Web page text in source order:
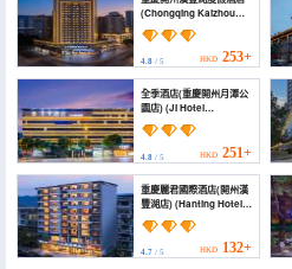
(Chongqing Kaizhou
Hanfeng Lake Hotel)
4.8 / 5 HKD 253+
全季酒店(重慶開州月潭公
園店) (JI Hotel
(Chongqing Kaizhou
Yuetan Park))
4.8 / 5 HKD 251+
重慶麗君國際酒店(開州漢
豐湖店) (Hanting Hotel
(Kaizhou Hanfeng
Lake))
4.7 / 5 HKD 132+